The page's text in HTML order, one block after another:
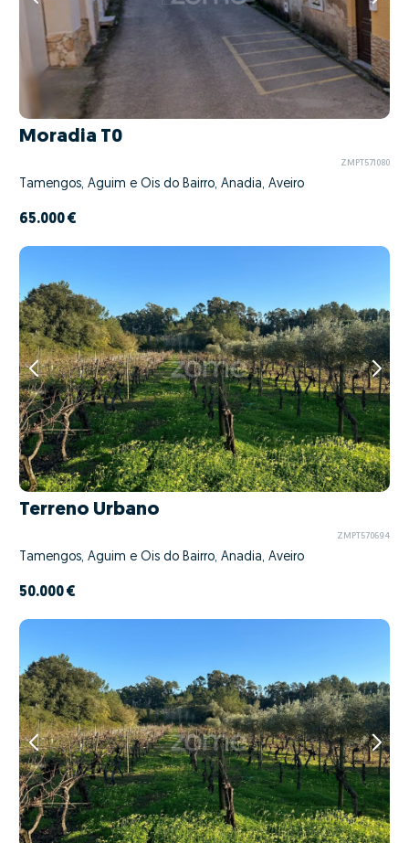
Moradia T0
ZMPT571080
Tamengos, Aguim e Óis do Bairro, Anadia, Aveiro
65.000 €
Terreno Urbano
ZMPT570694
Tamengos, Aguim e Óis do Bairro, Anadia, Aveiro
50.000 €